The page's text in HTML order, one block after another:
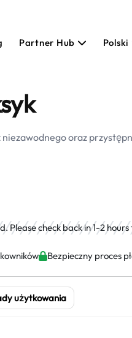
Partner Hub Polski
niezawodnego oraz
Please check back in 1-2
Bezpieczny proces
użytkowania